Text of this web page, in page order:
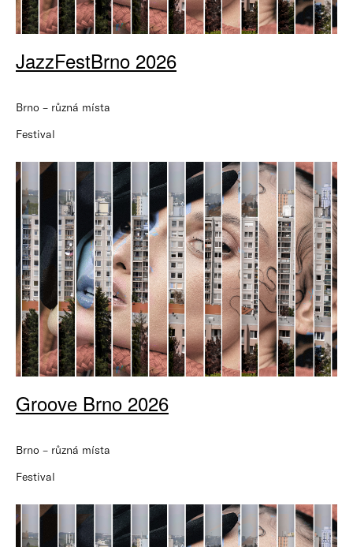
JazzFestBrno 2026
Brno – různá místa
Festival
Groove Brno 2026
Brno – různá místa
Festival